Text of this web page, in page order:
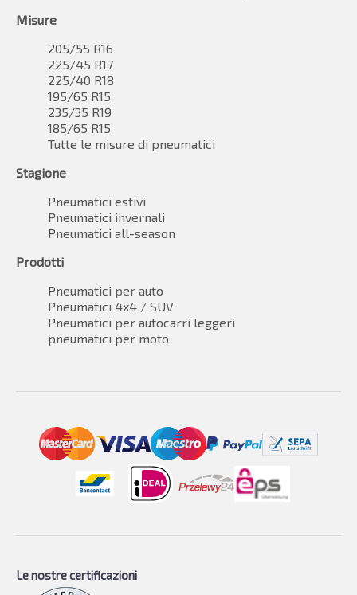
Misure
205/55 R16
225/45 R17
225/40 R18
195/65 R15
235/35 R19
185/65 R15
Tutte le misure di pneumatici
Stagione
Pneumatici estivi
Pneumatici invernali
Pneumatici all-season
Prodotti
Pneumatici per auto
Pneumatici 4x4 / SUV
Pneumatici per autocarri leggeri
pneumatici per moto
Le nostre certificazioni